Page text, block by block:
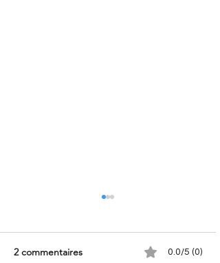
2 commentaires 0.0/5 (0)